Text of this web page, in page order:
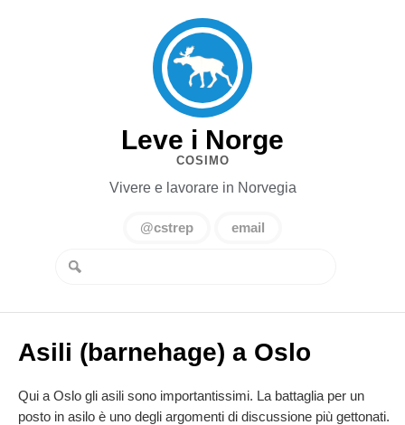
Leve i Norge
COSIMO
Vivere e lavorare in Norvegia
@cstrep email
Asili (barnehage) a Oslo
Qui a Oslo gli asili sono importantissimi. La battaglia per un
posto in asilo è uno degli argomenti di discussione più gettonati.